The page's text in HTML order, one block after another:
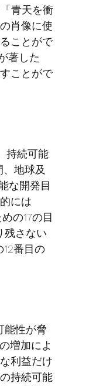
青天を衝
肖像に使
ことがで
著した
ことがで
持続可能
地球及
な開発目
には
の17の目
残さない
番目の
能性が脅
増加によ
利益だけ
持続可能